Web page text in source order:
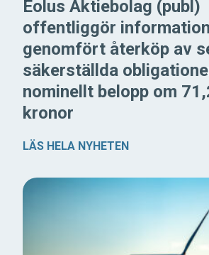
Eolus Aktiebolag (publ)
offentliggör
genomfört återköp av
säkerställda
nominellt belopp om
kronor
LÄS HELA NYHETEN